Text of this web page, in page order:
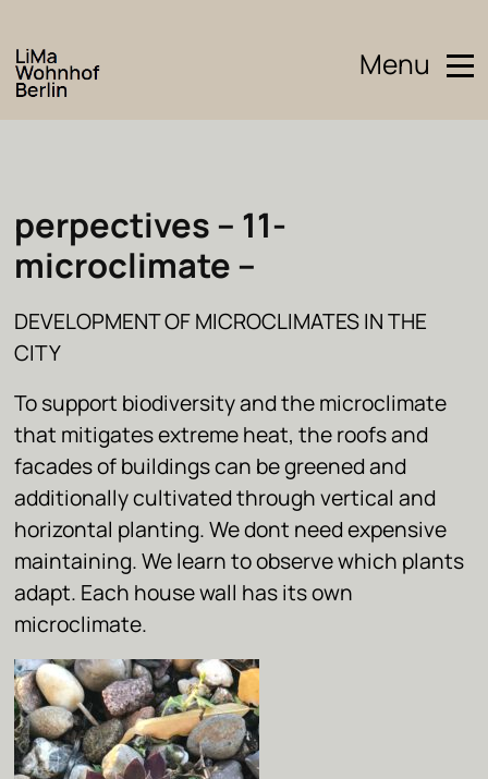
Menu
perpectives – 11-
microclimate –
DEVELOPMENT OF MICROCLIMATES IN THE
CITY
To support biodiversity and the microclimate
that mitigates extreme heat, the roofs and
facades of buildings can be greened and
additionally cultivated through vertical and
horizontal planting. We dont need expensive
maintaining. We learn to observe which plants
adapt. Each house wall has its own
microclimate.